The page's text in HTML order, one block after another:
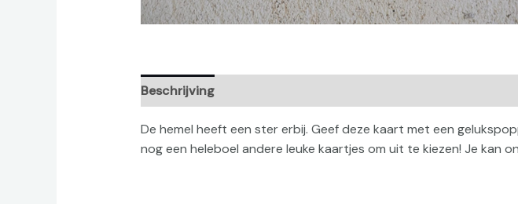
Beschrijving
De hemel heeft een ster erbij. Geef deze kaart met een
nog een heleboel andere leuke kaartjes om uit te kiezen! Je kan